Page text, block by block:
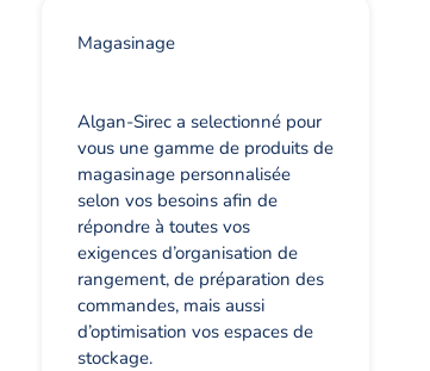
Magasinage
Algan-Sirec a selectionné pour
vous une gamme de produits de
magasinage personnalisée
selon vos besoins afin de
répondre à toutes vos
exigences d’organisation de
rangement, de préparation des
commandes, mais aussi
d’optimisation vos espaces de
stockage.